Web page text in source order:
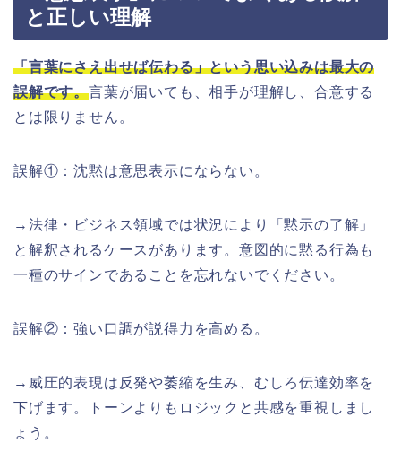
と正しい理解
「言葉にさえ出せば伝わる」という思い込みは最大の
誤解です。言葉が届いても、相手が理解し、合意する
とは限りません。
誤解①：沈黙は意思表示にならない。
→法律・ビジネス領域では状況により「黙示の了解」
と解釈されるケースがあります。意図的に黙る行為も
一種のサインであることを忘れないでください。
誤解②：強い口調が説得力を高める。
→威圧的表現は反発や萎縮を生み、むしろ伝達効率を
下げます。トーンよりもロジックと共感を重視しまし
ょう。